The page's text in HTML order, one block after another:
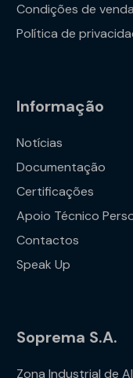
Condições de venda
Política de
Informação
Notícias
Documentação
Certificações
Apoio Técnico
Contactos
Speak Up
Soprema S.A.
Zona Industrial de